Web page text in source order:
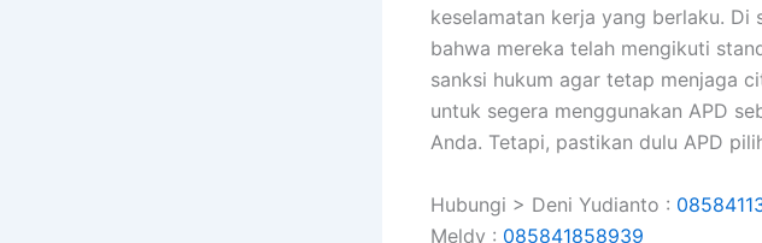
keselamatan kerja yang berlaku. Di
bahwa mereka telah mengikuti
sanksi hukum agar tetap menjaga
untuk segera menggunakan APD
Anda. Tetapi, pastikan dulu APD
Hubungi > Deni Yudianto :
Meldy : 085841858939